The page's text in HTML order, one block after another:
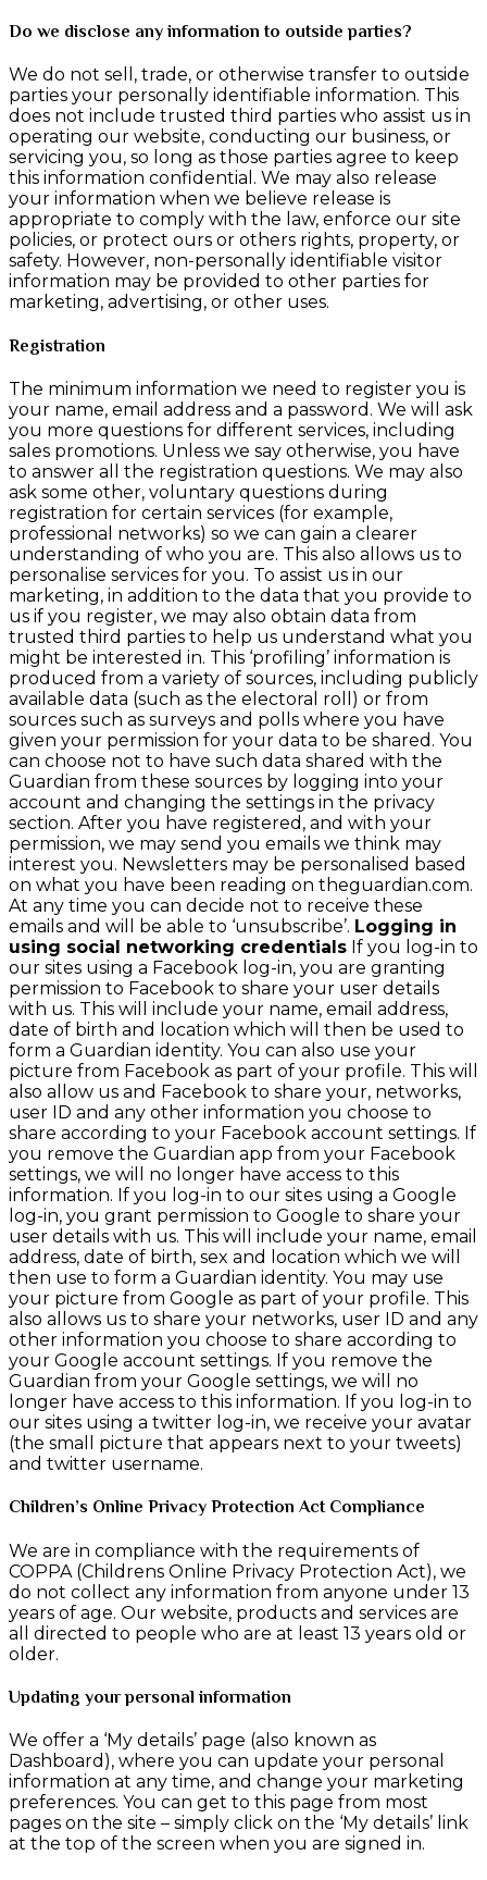
Do we disclose any information to outside parties?
We do not sell, trade, or otherwise transfer to outside
parties your personally identifiable information. This
does not include trusted third parties who assist us in
operating our website, conducting our business, or
servicing you, so long as those parties agree to keep
this information confidential. We may also release
your information when we believe release is
appropriate to comply with the law, enforce our site
policies, or protect ours or others rights, property, or
safety. However, non-personally identifiable visitor
information may be provided to other parties for
marketing, advertising, or other uses.
Registration
The minimum information we need to register you is
your name, email address and a password. We will ask
you more questions for different services, including
sales promotions. Unless we say otherwise, you have
to answer all the registration questions. We may also
ask some other, voluntary questions during
registration for certain services (for example,
professional networks) so we can gain a clearer
understanding of who you are. This also allows us to
personalise services for you. To assist us in our
marketing, in addition to the data that you provide to
us if you register, we may also obtain data from
trusted third parties to help us understand what you
might be interested in. This ‘profiling’ information is
produced from a variety of sources, including publicly
available data (such as the electoral roll) or from
sources such as surveys and polls where you have
given your permission for your data to be shared. You
can choose not to have such data shared with the
Guardian from these sources by logging into your
account and changing the settings in the privacy
section. After you have registered, and with your
permission, we may send you emails we think may
interest you. Newsletters may be personalised based
on what you have been reading on theguardian.com.
At any time you can decide not to receive these
emails and will be able to ‘unsubscribe’. Logging in
using social networking credentials If you log-in to
our sites using a Facebook log-in, you are granting
permission to Facebook to share your user details
with us. This will include your name, email address,
date of birth and location which will then be used to
form a Guardian identity. You can also use your
picture from Facebook as part of your profile. This will
also allow us and Facebook to share your, networks,
user ID and any other information you choose to
share according to your Facebook account settings. If
you remove the Guardian app from your Facebook
settings, we will no longer have access to this
information. If you log-in to our sites using a Google
log-in, you grant permission to Google to share your
user details with us. This will include your name, email
address, date of birth, sex and location which we will
then use to form a Guardian identity. You may use
your picture from Google as part of your profile. This
also allows us to share your networks, user ID and any
other information you choose to share according to
your Google account settings. If you remove the
Guardian from your Google settings, we will no
longer have access to this information. If you log-in to
our sites using a twitter log-in, we receive your avatar
(the small picture that appears next to your tweets)
and twitter username.
Children’s Online Privacy Protection Act Compliance
We are in compliance with the requirements of
COPPA (Childrens Online Privacy Protection Act), we
do not collect any information from anyone under 13
years of age. Our website, products and services are
all directed to people who are at least 13 years old or
older.
Updating your personal information
We offer a ‘My details’ page (also known as
Dashboard), where you can update your personal
information at any time, and change your marketing
preferences. You can get to this page from most
pages on the site – simply click on the ‘My details’ link
at the top of the screen when you are signed in.